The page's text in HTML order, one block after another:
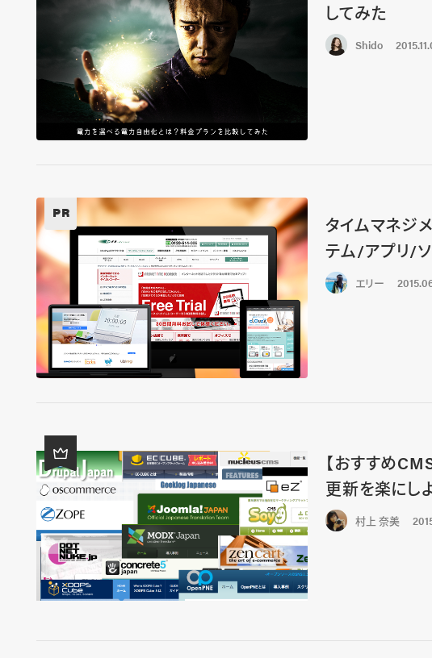
してみた
Shido
PR
タイムマネジ
テム/アプリ/
エリー
【おすすめ
更新を楽にしよ
村上 奈美